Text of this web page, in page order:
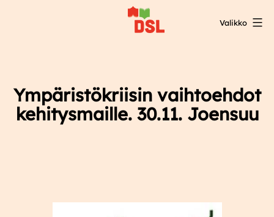
Valikko
Ympäristökriisin vaihtoehdot
kehitysmaille. 30.11. Joensuu